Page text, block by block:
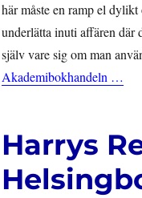
här måste en ramp el
underlätta inuti affären där
själv vare sig om man
Akademibokhandeln …
Harrys